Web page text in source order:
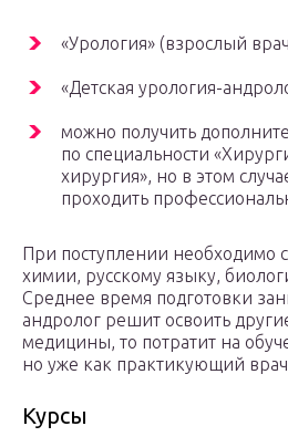
«Урология» (взрослый
«Детская урология-
можно получить
по специальности
хирургия», но в этом
проходить
При поступлении необходимо
химии, русскому языку,
Среднее время подготовки
андролог решит освоить
медицины, то потратит на
но уже как практикующий
Курсы